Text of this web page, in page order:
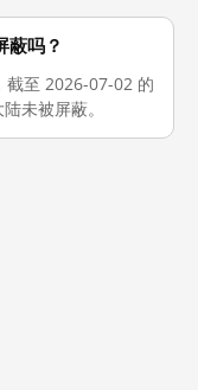
吗？
截至 2026-07-02 的
未被屏蔽。